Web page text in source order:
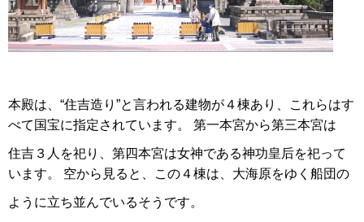
本殿は、“住吉造り”と言われる建物が４棟あり、これらはす
べて国宝に指定されています。 第一本宮から第三本宮は
住吉３人を祀り、第四本宮は女神である神功皇后を祀って
います。 空から見ると、この４棟は、大海原をゆく船団の
ように立ち並んでいるそうです。